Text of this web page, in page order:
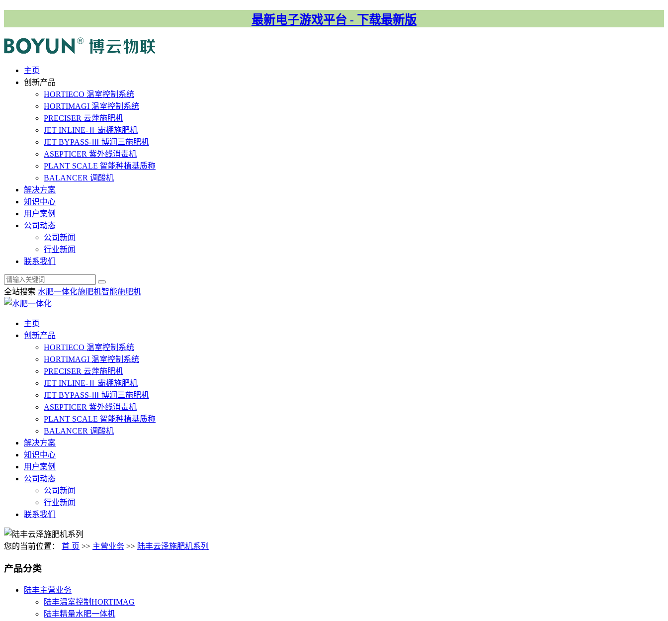
最新电子游戏平台 - 下载最新版
主⻚
创新产品
HORTIECO 温室控制系统
HORTIMAGI 温室控制系统
PRECISER 云萍施肥机
JET INLINE-Ⅱ 霸棚施肥机
JET BYPASS-Ⅲ 博润三施肥机
ASEPTICER 紫外线消毒机
PLANT SCALE 智能种植基质称
BALANCER 调酸机
解决⽅案
知识中心
用户案例
公司动态
公司新闻
行业新闻
联系我们
全站搜索 水肥一体化施肥机智能施肥机
主页
创新产品
HORTIECO 温室控制系统
HORTIMAGI 温室控制系统
PRECISER 云萍施肥机
JET INLINE-Ⅱ 霸棚施肥机
JET BYPASS-Ⅲ 博润三施肥机
ASEPTICER 紫外线消毒机
PLANT SCALE 智能种植基质称
BALANCER 调酸机
解决方案
知识中心
用户案例
公司动态
公司新闻
行业新闻
联系我们
您的当前位置： 首 页 >> 主营业务 >> 陆丰云泽施肥机系列
产品分类
陆丰主营业务
陆丰温室控制HORTIMAG
陆丰精量水肥一体机